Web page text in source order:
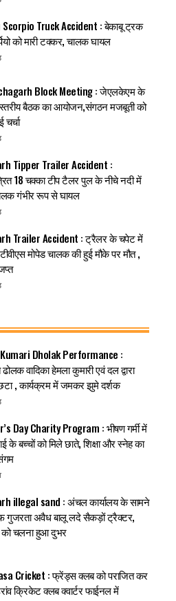
Scorpio Truck Accident : बेकाबू ट्रक
को मारी टक्कर, चालक घायल
Block Meeting : जेएलकेएम के
बैठक का आयोजन,संगठन मजबूती को
Tipper Trailer Accident :
18 चक्का टीप टैलर पुल के नीचे नदी में
गंभीर रूप से घायल
Trailer Accident : ट्रैलर के चपेट में
मोपेड चालक की हुई मौके पर मौत ,
Dholak Performance :
ढोलक वादिका हेमला कुमारी एवं दल द्वारा
, कार्यक्रम में जमकर झुमे दर्शक
Day Charity Program : भीषण गर्मी में
के बच्चों को मिले छाते, शिक्षा और स्नेह का
illegal sand : अंचल कार्यालय के सामने
गुजरता अवैध बालू लदे सैकड़ों ट्रैक्टर,
को चलना हुआ दुभर
Cricket : फ्रेंड्स क्लब को पराजित कर
क्रिकेट क्लब क्वार्टर फाईनल में